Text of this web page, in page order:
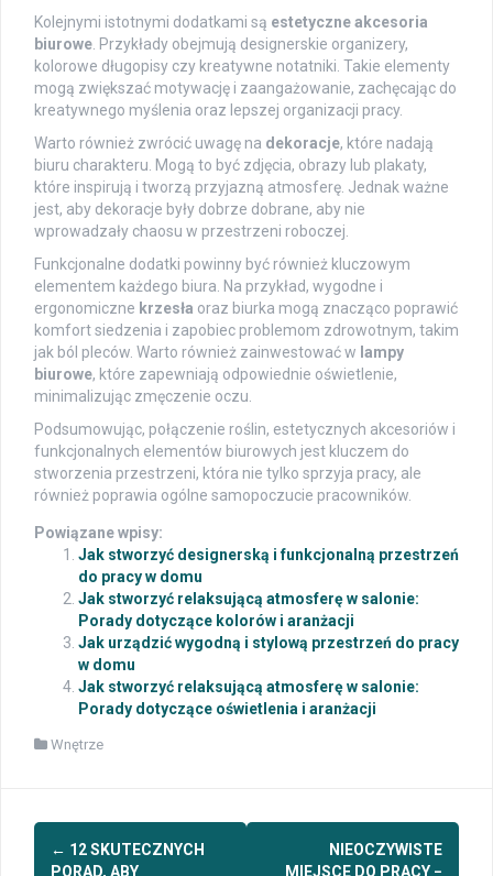
Kolejnymi istotnymi dodatkami są estetyczne akcesoria
biurowe. Przykłady obejmują designerskie organizery,
kolorowe długopisy czy kreatywne notatniki. Takie elementy
mogą zwiększać motywację i zaangażowanie, zachęcając do
kreatywnego myślenia oraz lepszej organizacji pracy.
Warto również zwrócić uwagę na dekoracje, które nadają
biuru charakteru. Mogą to być zdjęcia, obrazy lub plakaty,
które inspirują i tworzą przyjazną atmosferę. Jednak ważne
jest, aby dekoracje były dobrze dobrane, aby nie
wprowadzały chaosu w przestrzeni roboczej.
Funkcjonalne dodatki powinny być również kluczowym
elementem każdego biura. Na przykład, wygodne i
ergonomiczne krzesła oraz biurka mogą znacząco poprawić
komfort siedzenia i zapobiec problemom zdrowotnym, takim
jak ból pleców. Warto również zainwestować w lampy
biurowe, które zapewniają odpowiednie oświetlenie,
minimalizując zmęczenie oczu.
Podsumowując, połączenie roślin, estetycznych akcesoriów i
funkcjonalnych elementów biurowych jest kluczem do
stworzenia przestrzeni, która nie tylko sprzyja pracy, ale
również poprawia ogólne samopoczucie pracowników.
Powiązane wpisy:
Jak stworzyć designerską i funkcjonalną przestrzeń
do pracy w domu
Jak stworzyć relaksującą atmosferę w salonie:
Porady dotyczące kolorów i aranżacji
Jak urządzić wygodną i stylową przestrzeń do pracy
w domu
Jak stworzyć relaksującą atmosferę w salonie:
Porady dotyczące oświetlenia i aranżacji
Wnętrze
Post
← 12 SKUTECZNYCH
PORAD, ABY
NIEOCZYWISTE
MIEJSCE DO PRACY −